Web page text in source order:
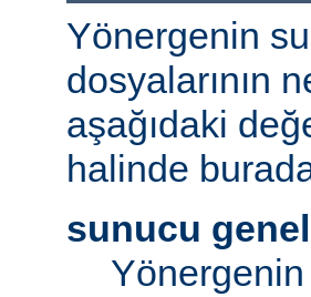
Yönergenin
dosyalarının
aşağıdaki
halinde
sunucu